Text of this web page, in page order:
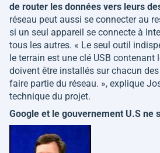
de router les données vers leurs
réseau peut aussi se connecter au
si un seul appareil se connecte à
tous les autres. « Le seul outil
le terrain est une clé USB contenant
doivent être installés sur chacun
faire partie du réseau. », explique
technique du projet.
Google et le gouvernement U.S ne